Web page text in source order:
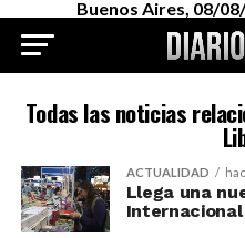
Buenos Aires, 08/
Todas las noticias
ACTUALIDAD
Llega una